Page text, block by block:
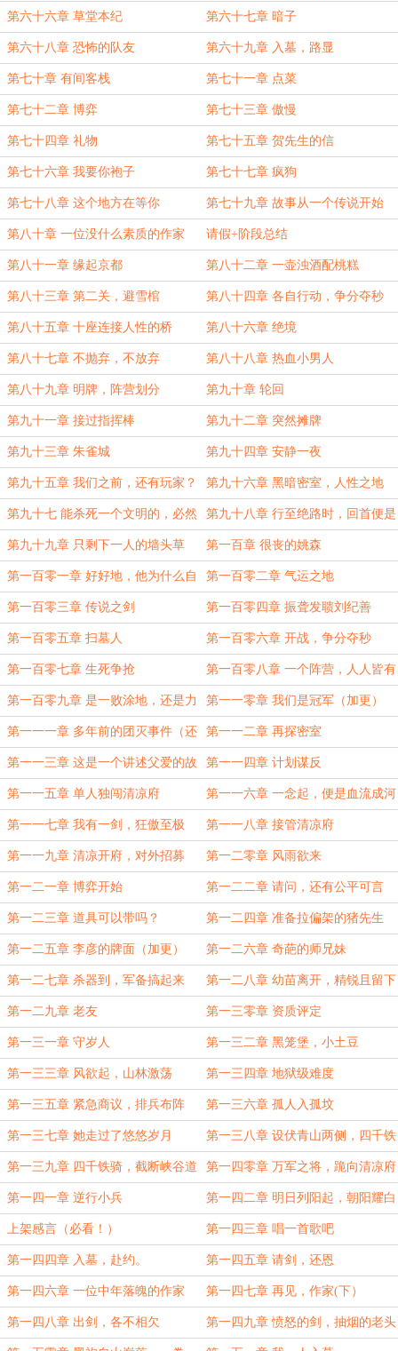
第六十六章 草堂本纪 第六十七章 暗子
第六十八章 恐怖的队友 第六十九章 入墓，路显
第七十章 有间客栈 第七十一章 点菜
第七十二章 博弈 第七十三章 傲慢
第七十四章 礼物 第七十五章 贺先生的信
第七十六章 我要你袍子 第七十七章 疯狗
第七十八章 这个地方在等你 第七十九章 故事从一个传说开始
第八十章 一位没什么素质的作家 请假+阶段总结
第八十一章 缘起京都 第八十二章 一壶浊酒配桃糕
第八十三章 第二关，避雪棺 第八十四章 各自行动，争分夺秒
第八十五章 十座连接人性的桥 第八十六章 绝境
第八十七章 不抛弃，不放弃 第八十八章 热血小男人
第八十九章 明牌，阵营划分 第九十章 轮回
第九十一章 接过指挥棒 第九十二章 突然摊牌
第九十三章 朱雀城 第九十四章 安静一夜
第九十五章 我们之前，还有玩家？ 第九十六章 黑暗密室，人性之地
（加更）
第九十七 能杀死一个文明的，必然
是文明本身
第九十八章 行至绝路时，回首便是
情
第九十九章 只剩下一人的墙头草 第一百章 很丧的姚森
第一百零一章 好好地，他为什么自
爆了？
第一百零二章 气运之地
第一百零三章 传说之剑 第一百零四章 振聋发聩刘纪善
第一百零五章 扫墓人 第一百零六章 开战，争分夺秒
第一百零七章 生死争抢 第一百零八章 一个阵营，人人皆有
华彩
第一百零九章 是一败涂地，还是力
挽狂澜？
第一一零章 我们是冠军（加更）
第一一一章 多年前的团灭事件（还
更）
第一一二章 再探密室
第一一三章 这是一个讲述父爱的故
事
第一一四章 计划谋反
第一一五章 单人独闯清凉府 第一一六章 一念起，便是血流成河
第一一七章 我有一剑，狂傲至极 第一一八章 接管清凉府
第一一九章 清凉开府，对外招募 第一二零章 风雨欲来
第一二一章 博弈开始 第一二二章 请问，还有公平可言
吗？
第一二三章 道具可以带吗？ 第一二四章 准备拉偏架的猪先生
第一二五章 李彦的牌面（加更） 第一二六章 奇葩的师兄妹
第一二七章 杀器到，军备搞起来 第一二八章 幼苗离开，精锐且留下
第一二九章 老友 第一三零章 资质评定
第一三一章 守岁人 第一三二章 黑笼堡，小土豆
第一三三章 风欲起，山林激荡 第一三四章 地狱级难度
第一三五章 紧急商议，排兵布阵 第一三六章 孤人入孤坟
第一三七章 她走过了悠悠岁月 第一三八章 设伏青山两侧，四千铁
骑向北
第一三九章 四千铁骑，截断峡谷道 第一四零章 万军之将，跪向清凉府
第一四一章 逆行小兵 第一四二章 明日列阳起，朝阳耀白
骨
上架感言（必看！） 第一四三章 唱一首歌吧
第一四四章 入墓，赴约。 第一四五章 请剑，还恩
第一四六章 一位中年落魄的作家
（上）
第一四七章 再见，作家(下）
第一四八章 出剑，各不相欠 第一四九章 愤怒的剑，抽烟的老头